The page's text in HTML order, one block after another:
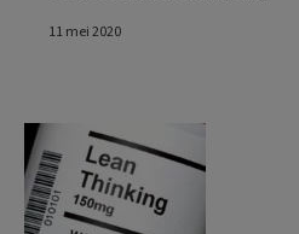
11 mei 2020